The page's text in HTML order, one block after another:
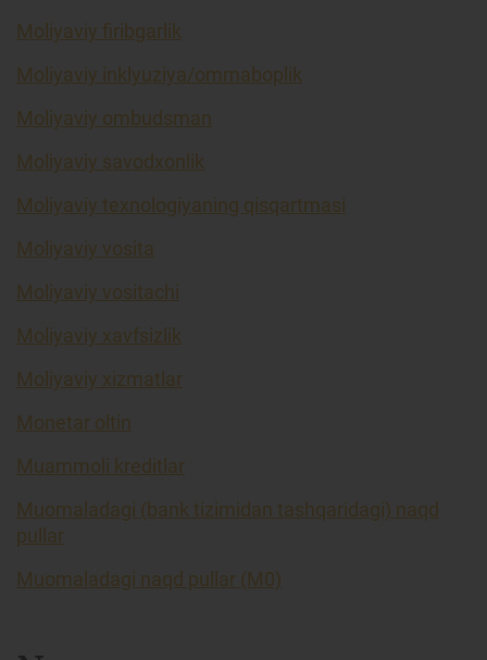
Moliyaviy firibgarlik
Moliyaviy inklyuziya/ommaboplik
Moliyaviy ombudsman
Moliyaviy savodxonlik
Moliyaviy texnologiyaning qisqartmasi
Moliyaviy vosita
Moliyaviy vositachi
Moliyaviy xavfsizlik
Moliyaviy xizmatlar
Monetar oltin
Muammoli kreditlar
Muomaladagi (bank tizimidan tashqaridagi) naqd
pullar
Muomaladagi naqd pullar (M0)